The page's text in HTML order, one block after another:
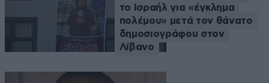
το Ισραήλ για «έγκλημα
πολέμου» μετά τον θάνατο
δημοσιογράφου στον
Λίβανο